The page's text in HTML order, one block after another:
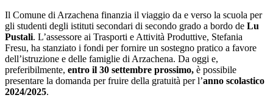
Il Comune di Arzachena finanzia il viaggio da e verso la scuola per
gli studenti degli istituti secondari di secondo grado a bordo de Lu
Pustali. L’assessore ai Trasporti e Attività Produttive, Stefania
Fresu, ha stanziato i fondi per fornire un sostegno pratico a favore
dell’istruzione e delle famiglie di Arzachena. Da oggi e,
preferibilmente, entro il 30 settembre prossimo, è possibile
presentare la domanda per fruire della gratuità per l’anno scolastico
2024/2025.